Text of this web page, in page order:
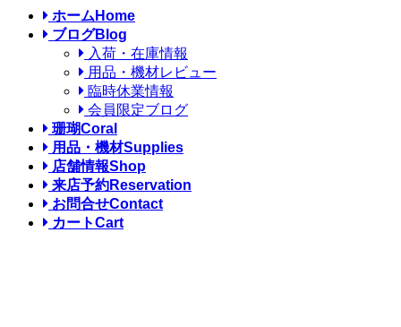
ホーム Home
ブログBlog
入荷・在庫情報
用品・機材レビュー
臨時休業情報
会員限定ブログ
珊瑚Coral
用品・機材Supplies
店舗情報Shop
来店予約Reservation
お問合せContact
カートCart